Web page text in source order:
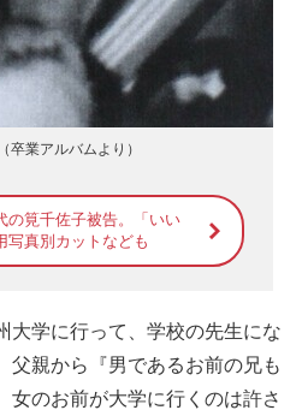
卒業アルバムより）
の筧千佐子被告。「いい
写真別カットなども
大学に行って、学校の先生にな
父親から『男であるお前の兄も
女のお前が大学に行くのは許さ